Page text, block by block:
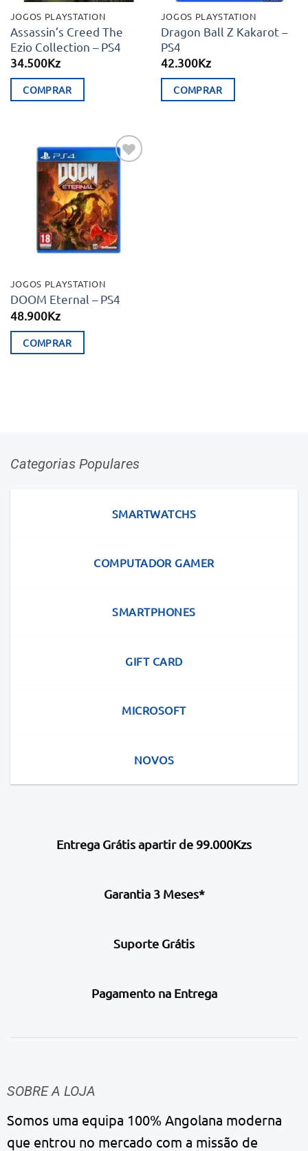
JOGOS PLAYSTATION
Assassin’s Creed The
Ezio Collection – PS4
34.500Kz
COMPRAR
JOGOS PLAYSTATION
Dragon Ball Z Kakarot –
PS4
42.300Kz
COMPRAR
Adicionar
aos meus
desejos
JOGOS PLAYSTATION
DOOM Eternal – PS4
48.900Kz
COMPRAR
Categorias Populares
SMARTWATCHS
COMPUTADOR GAMER
SMARTPHONES
GIFT CARD
MICROSOFT
NOVOS
Entrega Grátis apartir de 99.000Kzs
Garantia 3 Meses*
Suporte Grátis
Pagamento na Entrega
SOBRE A LOJA
Somos uma equipa 100% Angolana moderna
que entrou no mercado com a missão de